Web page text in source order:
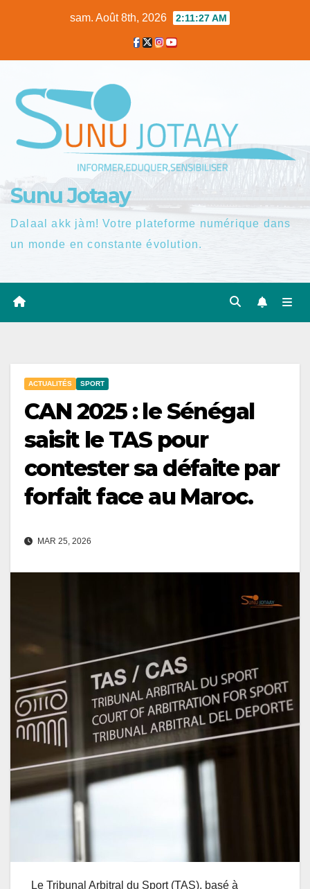
sam. Août 8th, 2026 2:11:28 AM
Sunu Jotaay
Dalaal akk jàm! Votre plateforme numérique dans
un monde en constante évolution.
ACTUALITÉS SPORT
CAN 2025 : le Sénégal
saisit le TAS pour
contester sa défaite par
forfait face au Maroc.
MAR 25, 2026
Le Tribunal Arbitral du Sport (TAS), basé à